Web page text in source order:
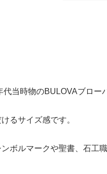
当時物のBULOVAブロ
るサイズ感です。
ボルマークや聖書、石工